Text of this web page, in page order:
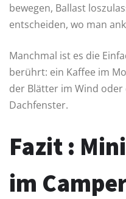
bewegen, Ballast
entscheiden, wo man
Manchmal ist es die
berührt: ein Kaffee im
der Blätter im Wind
Dachfenster.
Fazit :
im